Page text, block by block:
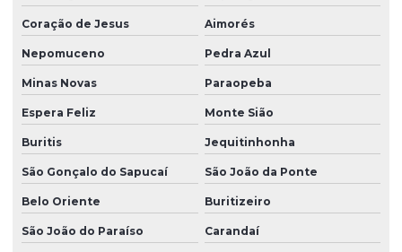
Coração de Jesus Aimorés
Nepomuceno Pedra Azul
Minas Novas Paraopeba
Espera Feliz Monte Sião
Buritis Jequitinhonha
São Gonçalo do Sapucaí São João da Ponte
Belo Oriente Buritizeiro
São João do Paraíso Carandaí